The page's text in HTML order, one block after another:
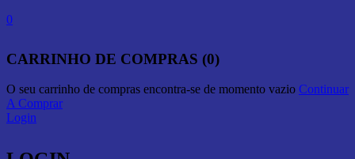
0
CARRINHO DE COMPRAS (0)
O seu carrinho de compras encontra-se de momento vazio Continuar
A Comprar
Login